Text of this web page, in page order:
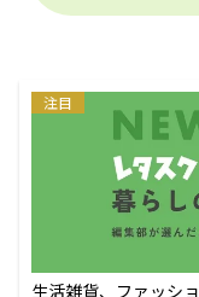
注目
生活雑貨、ファッシ